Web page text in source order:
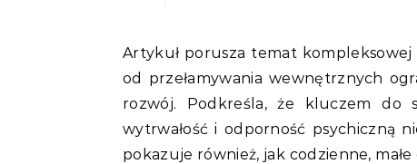
Artykuł porusza temat kompleksowej przemiany – zarówno ciała, jak i umysłu – zaczynając
od przełamywania wewnętrznych
rozwój. Podkreśla, że kluczem do
wytrwałość i odporność psychiczną
pokazuje również, jak codzienne,